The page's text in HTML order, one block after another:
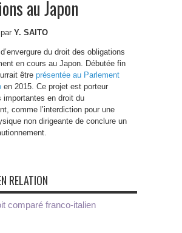
au Japon
Y. SAITO
du droit des obligations
en cours au Japon. Débutée fin
être présentée au Parlement
en 2015. Ce projet est porteur
importantes en droit du
comme l’interdiction pour une
non dirigeante de conclure un
RELATION
comparé franco-italien